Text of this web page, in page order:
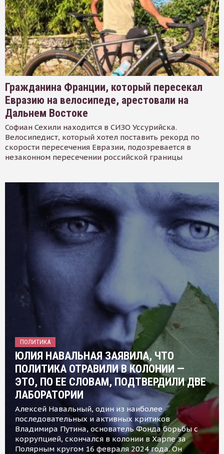
Гражданина Франции, который пересекал
Евразию на велосипеде, арестовали на
Дальнем Востоке
Софиан Сехили находится в СИЗО Уссурийска.
Велосипедист, который хотел поставить рекорд по
скорости пересечения Евразии, подозревается в
незаконном пересечении российской границы
ПОЛИТИКА
ЮЛИЯ НАВАЛЬНАЯ ЗАЯВИЛА, ЧТО
ПОЛИТИКА ОТРАВИЛИ В КОЛОНИИ —
ЭТО, ПО ЕЕ СЛОВАМ, ПОДТВЕРДИЛИ ДВЕ
ЛАБОРАТОРИИ
Алексей Навальный, один из наиболее
последовательных и активных критиков
Владимира Путина, основатель Фонда борьбы с
коррупцией, скончался в колонии в Харпе за
Полярным кругом 16 февраля 2024 года. Он